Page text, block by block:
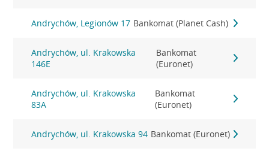
Andrychów, Legionów 17 Bankomat (Planet Cash)
Andrychów, ul. Krakowska
146E
Bankomat
(Euronet)
Andrychów, ul. Krakowska
83A
Bankomat
(Euronet)
Andrychów, ul. Krakowska 94 Bankomat (Euronet)